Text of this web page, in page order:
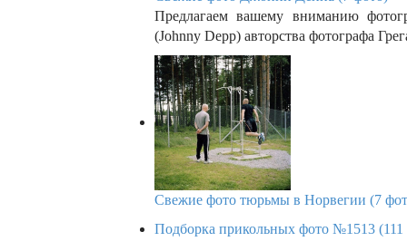
Предлагаем вашему вниманию
(Johnny Depp) авторства фотографа
Свежие фото тюрьмы в Норвегии (7
Подборка прикольных фото №1513 (111